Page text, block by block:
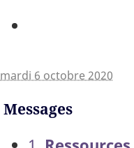
mardi 6 octobre 2020
Messages